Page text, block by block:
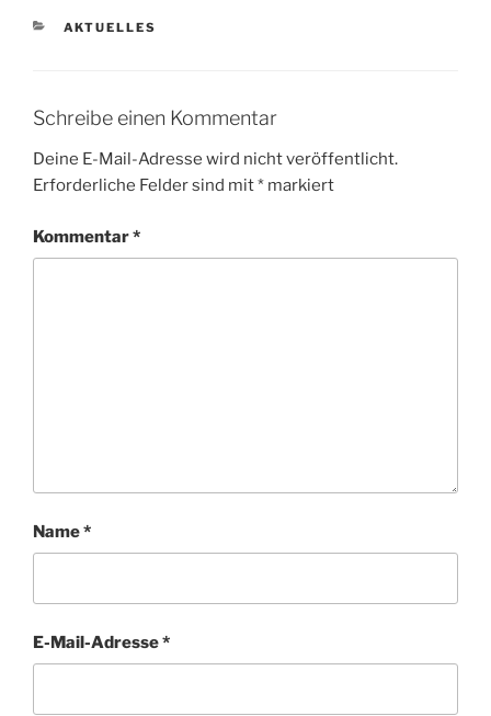
KATEGORIEN
AKTUELLES
Schreibe einen Kommentar
Deine E-Mail-Adresse wird nicht veröffentlicht.
Erforderliche Felder sind mit* markiert
Kommentar*
Name*
E-Mail-Adresse*